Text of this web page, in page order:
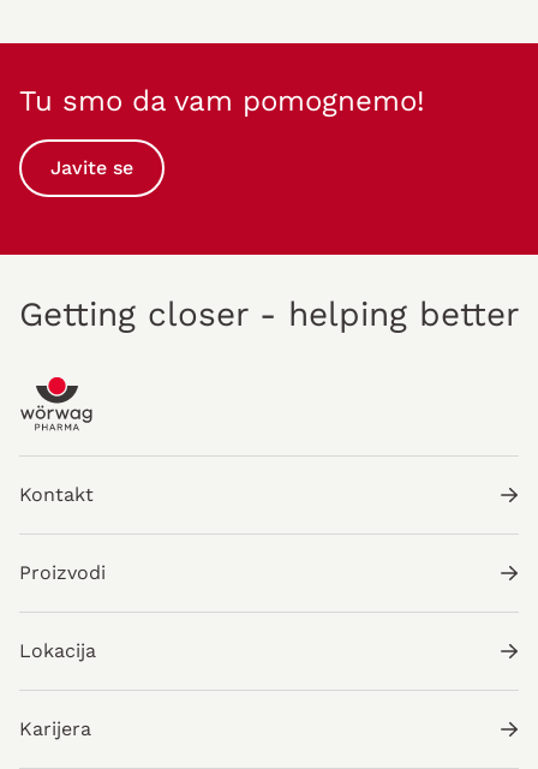
Tu smo da vam pomognemo!
Javite se
Getting closer - helping better
Kontakt
Proizvodi
Lokacija
Karijera